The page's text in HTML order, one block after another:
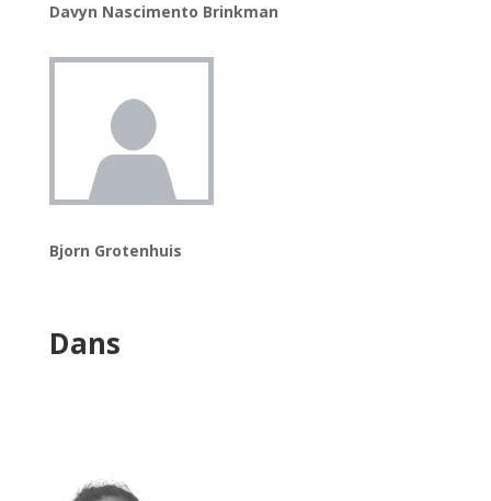
Davyn Nascimento Brinkman
Bjorn Grotenhuis
Dans